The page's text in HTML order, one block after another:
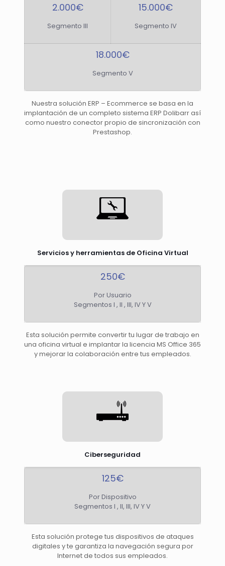
2.000€
Segmento III
15.000€
Segmento IV
18.000€
Segmento V
Nuestra solución ERP – Ecommerce se basa en la
implantación de un completo sistema ERP Dolibarr así
como nuestro conector propio de sincronización con
Prestashop.
Servicios y herramientas de Oficina Virtual
250€
Por Usuario
Segmentos I , II , III, IV Y V
Esta solución permite convertir tu lugar de trabajo en
una oficina virtual e implantar la licencia MS Office 365
y mejorar la colaboración entre tus empleados.
Ciberseguridad
125€
Por Dispositivo
Segmentos I , II, III, IV Y V
Esta solución protege tus dispositivos de ataques
digitales y te garantiza la navegación segura por
Internet de todos sus empleados.